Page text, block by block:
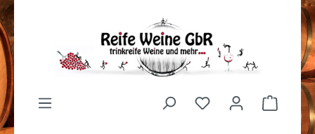
Zum Hauptinhalt springen
Du hast 0